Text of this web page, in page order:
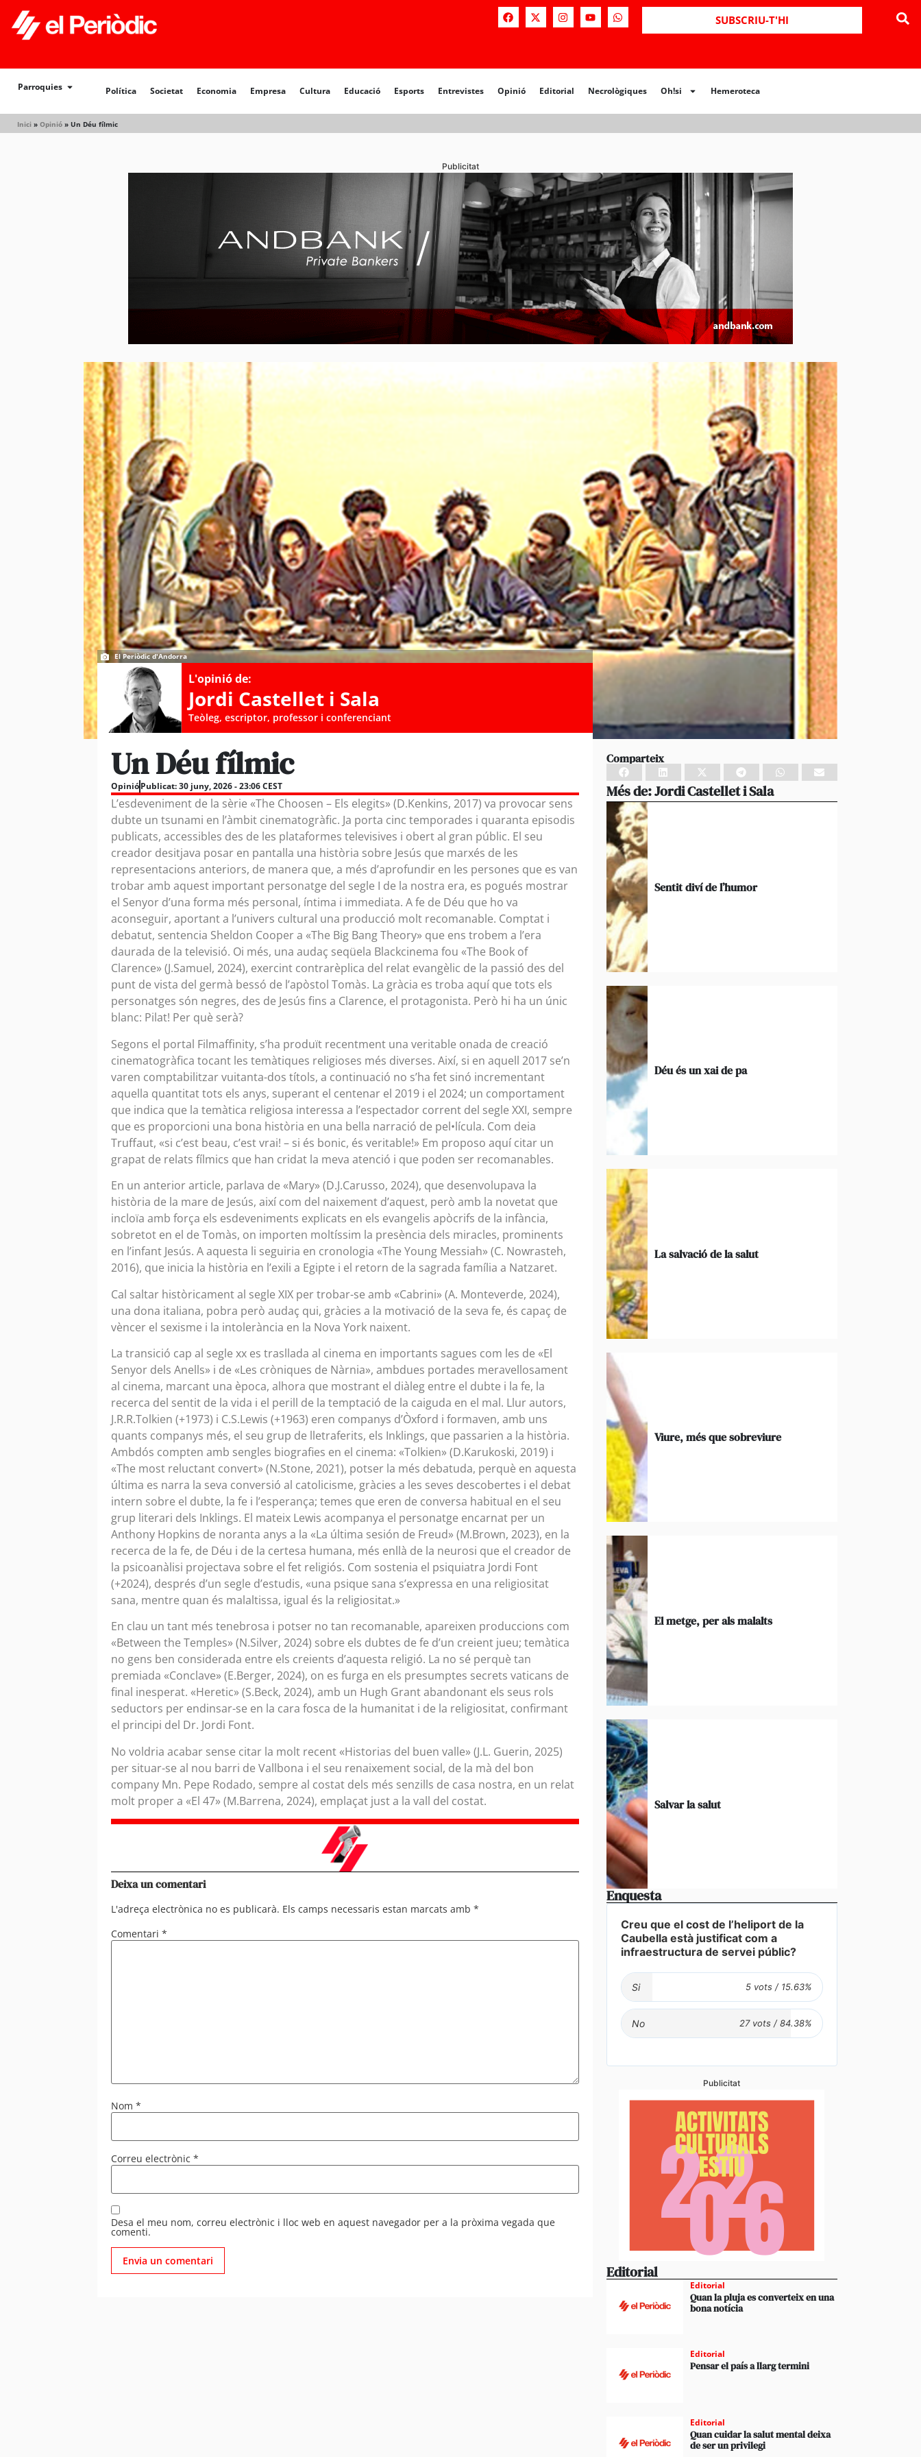
SUBSCRIU-T'HI
Parroquies Política Societat Economia Empresa Cultura Educació Esports Entrevistes Opinió Editorial Necrològiques Oh!si Hemeroteca
Inici » Opinió » Un Déu fílmic
Publicitat
El Periòdic d'Andorra
L'opinió de:
Jordi Castellet i Sala
Teòleg, escriptor, professor i conferenciant
Un Déu fílmic
OpinióPublicat:30 juny, 2026 - 23:06 CEST
L’esdeveniment de la sèrie «The Choosen – Els elegits» (D.Kenkins, 2017) va provocar sens
dubte un tsunami en l’àmbit cinematogràfic. Ja porta cinc temporades i quaranta episodis
publicats, accessibles des de les plataformes televisives i obert al gran públic. El seu
creador desitjava posar en pantalla una història sobre Jesús que marxés de les
representacions anteriors, de manera que, a més d’aprofundir en les persones que es van
trobar amb aquest important personatge del segle I de la nostra era, es pogués mostrar
el Senyor d’una forma més personal, íntima i immediata. A fe de Déu que ho va
aconseguir, aportant a l’univers cultural una producció molt recomanable. Comptat i
debatut, sentencia Sheldon Cooper a «The Big Bang Theory» que ens trobem a l’era
daurada de la televisió. Oi més, una audaç seqüela Blackcinema fou «The Book of
Clarence» (J.Samuel, 2024), exercint contrarèplica del relat evangèlic de la passió des del
punt de vista del germà bessó de l’apòstol Tomàs. La gràcia es troba aquí que tots els
personatges són negres, des de Jesús fins a Clarence, el protagonista. Però hi ha un únic
blanc: Pilat! Per què serà?
Segons el portal Filmaffinity, s’ha produït recentment una veritable onada de creació
cinematogràfica tocant les temàtiques religioses més diverses. Així, si en aquell 2017 se’n
varen comptabilitzar vuitanta-dos títols, a continuació no s’ha fet sinó incrementant
aquella quantitat tots els anys, superant el centenar el 2019 i el 2024; un comportament
que indica que la temàtica religiosa interessa a l’espectador corrent del segle XXI, sempre
que es proporcioni una bona història en una bella narració de pel•lícula. Com deia
Truffaut, «si c’est beau, c’est vrai! – si és bonic, és veritable!» Em proposo aquí citar un
grapat de relats fílmics que han cridat la meva atenció i que poden ser recomanables.
En un anterior article, parlava de «Mary» (D.J.Carusso, 2024), que desenvolupava la
història de la mare de Jesús, així com del naixement d’aquest, però amb la novetat que
incloïa amb força els esdeveniments explicats en els evangelis apòcrifs de la infància,
sobretot en el de Tomàs, on importen moltíssim la presència dels miracles, prominents
en l’infant Jesús. A aquesta li seguiria en cronologia «The Young Messiah» (C. Nowrasteh,
2016), que inicia la història en l’exili a Egipte i el retorn de la sagrada família a Natzaret.
Cal saltar històricament al segle XIX per trobar-se amb «Cabrini» (A. Monteverde, 2024),
una dona italiana, pobra però audaç qui, gràcies a la motivació de la seva fe, és capaç de
vèncer el sexisme i la intolerància en la Nova York naixent.
La transició cap al segle xx es trasllada al cinema en importants sagues com les de «El
Senyor dels Anells» i de «Les cròniques de Nàrnia», ambdues portades meravellosament
al cinema, marcant una època, alhora que mostrant el diàleg entre el dubte i la fe, la
recerca del sentit de la vida i el perill de la temptació de la caiguda en el mal. Llur autors,
J.R.R.Tolkien (+1973) i C.S.Lewis (+1963) eren companys d’Òxford i formaven, amb uns
quants companys més, el seu grup de lletraferits, els Inklings, que passarien a la història.
Ambdós compten amb sengles biografies en el cinema: «Tolkien» (D.Karukoski, 2019) i
«The most reluctant convert» (N.Stone, 2021), potser la més debatuda, perquè en aquesta
última es narra la seva conversió al catolicisme, gràcies a les seves descobertes i el debat
intern sobre el dubte, la fe i l’esperança; temes que eren de conversa habitual en el seu
grup literari dels Inklings. El mateix Lewis acompanya el personatge encarnat per un
Anthony Hopkins de noranta anys a la «La última sesión de Freud» (M.Brown, 2023), en la
recerca de la fe, de Déu i de la certesa humana, més enllà de la neurosi que el creador de
la psicoanàlisi projectava sobre el fet religiós. Com sostenia el psiquiatra Jordi Font
(+2024), després d’un segle d’estudis, «una psique sana s’expressa en una religiositat
sana, mentre quan és malaltissa, igual és la religiositat.»
En clau un tant més tenebrosa i potser no tan recomanable, apareixen produccions com
«Between the Temples» (N.Silver, 2024) sobre els dubtes de fe d’un creient jueu; temàtica
no gens ben considerada entre els creients d’aquesta religió. La no sé perquè tan
premiada «Conclave» (E.Berger, 2024), on es furga en els presumptes secrets vaticans de
final inesperat. «Heretic» (S.Beck, 2024), amb un Hugh Grant abandonant els seus rols
seductors per endinsar-se en la cara fosca de la humanitat i de la religiositat, confirmant
el principi del Dr. Jordi Font.
No voldria acabar sense citar la molt recent «Historias del buen valle» (J.L. Guerin, 2025)
per situar-se al nou barri de Vallbona i el seu renaixement social, de la mà del bon
company Mn. Pepe Rodado, sempre al costat dels més senzills de casa nostra, en un relat
molt proper a «El 47» (M.Barrena, 2024), emplaçat just a la vall del costat.
Deixa un comentari
L'adreça electrònica no es publicarà. Els camps necessaris estan marcats amb *
Comentari *
Nom *
Correu electrònic *
Desa el meu nom, correu electrònic i lloc web en aquest navegador per a la pròxima vegada que
comenti.
Comparteix
Més de:Jordi Castellet i Sala
Sentit diví de l’humor
Déu és un xai de pa
La salvació de la salut
Viure, més que sobreviure
El metge, per als malalts
Salvar la salut
Enquesta
Creu que el cost de l’heliport de la
Caubella està justificat com a
infraestructura de servei públic?
Si
No
Publicitat
Editorial
Editorial
Quan la pluja es converteix en una
bona notícia
Editorial
Pensar el país a llarg termini
Editorial
Quan cuidar la salut mental deixa
de ser un privilegi